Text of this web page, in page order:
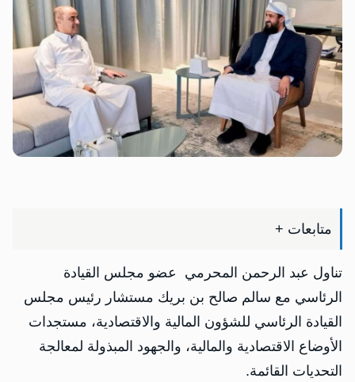
متابعات +
تناول عبد الرحمن المحرمي عضو مجلس القيادة
الرئاسي مع سالم صالح بن بريك مستشار رئيس مجلس
القيادة الرئاسي للشؤون المالية والاقتصادية، مستجدات
الأوضاع الاقتصادية والمالية، والجهود المبذولة لمعالجة
التحديات القائمة.